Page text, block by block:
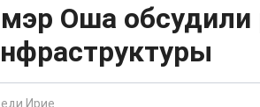
Оша обсудили
Ирие